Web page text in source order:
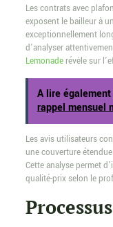
Les contrats avec
exposent le bailleur à
exceptionnellement
d’analyser
Lemonaderévèle sur
A lire également
rappel mensuel
Les avis utilisateurs
une couverture
Cette analyse permet
qualité-prix selon le